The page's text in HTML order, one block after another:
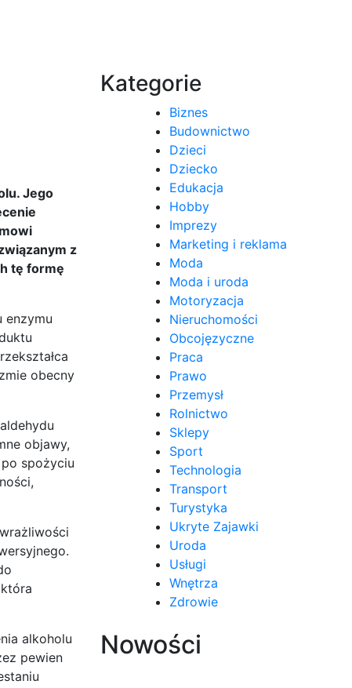
Jego
z
tę formę
enzymu
obecny
objawy,
spożyciu
alkoholu
pewien
Kategorie
Biznes
Budownictwo
Dzieci
Dziecko
Edukacja
Hobby
Imprezy
Marketing i reklama
Moda
Moda i uroda
Motoryzacja
Nieruchomości
Obcojęzyczne
Praca
Prawo
Przemysł
Rolnictwo
Sklepy
Sport
Technologia
Transport
Turystyka
Ukryte Zajawki
Uroda
Usługi
Wnętrza
Zdrowie
Nowości